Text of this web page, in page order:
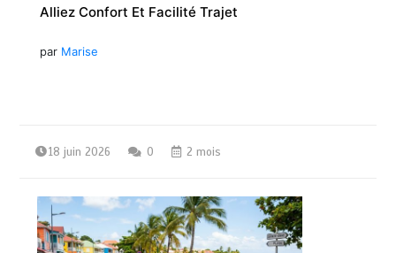
Alliez Confort Et Facilité Trajet
par Marise
18 juin 2026 0 2 mois